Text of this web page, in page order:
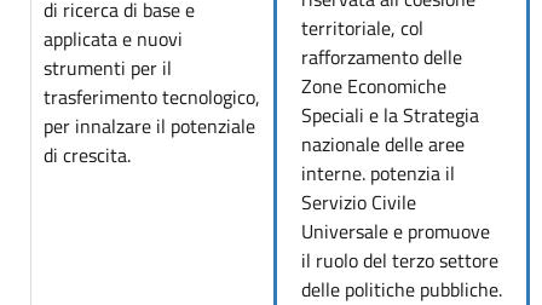
di ricerca di base e
applicata e nuovi
strumenti per il
trasferimento tecnologico,
per innalzare il potenziale
di crescita.
territoriale, col
rafforzamento delle
Zone Economiche
Speciali e la Strategia
nazionale delle aree
interne. potenzia il
Servizio Civile
Universale e promuove
il ruolo del terzo settore
delle politiche pubbliche.